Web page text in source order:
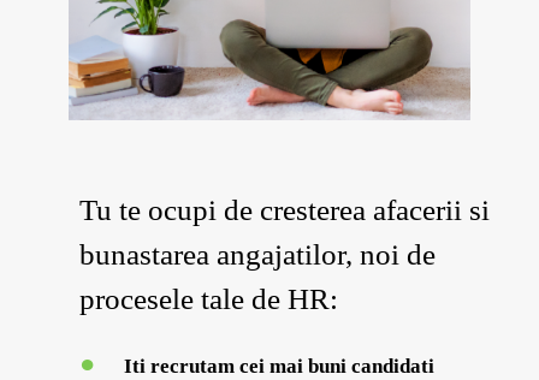
Tu te ocupi de cresterea afacerii si
bunastarea angajatilor, noi de
procesele tale de HR:
Iti recrutam cei mai buni candidati